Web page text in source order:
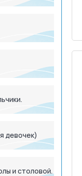
девочек)
и столовой.